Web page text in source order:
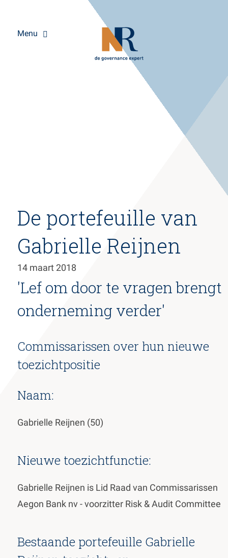
Overslaan
inhoud
Menu
De portefeuille van
Gabrielle Reijnen
14 maart 2018
'Lef om door te vragen brengt
onderneming verder'
Commissarissen over hun nieuwe
toezichtpositie
Naam:
Gabrielle Reijnen (50)
Nieuwe toezichtfunctie:
Gabrielle Reijnen is Lid Raad van Commissarissen
Aegon Bank nv - voorzitter Risk & Audit Committee
Bestaande portefeuille Gabrielle